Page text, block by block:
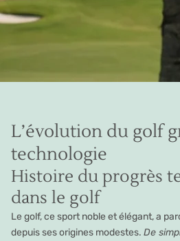
L’évolution du golf
technologie
Histoire du progrès
dans le golf
Le golf, ce sport noble et élégant, a
depuis ses origines modestes. De